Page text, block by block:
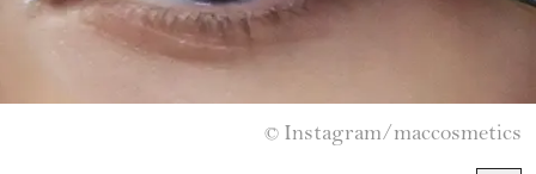
© Instagram/maccosmetics